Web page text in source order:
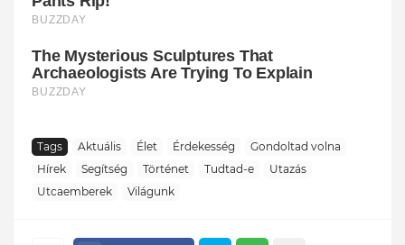
Tags Aktuális Élet Érdekesség
Gondoltad volna
Hírek
Segítség Történet Tudtad-e
Utazás
Utcaemberek
Világunk